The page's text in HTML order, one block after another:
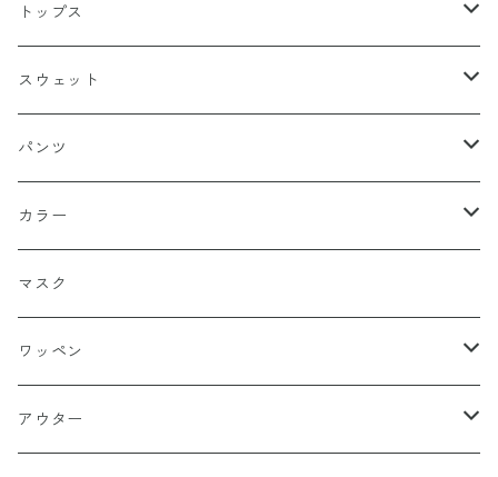
キャップ
スナップバック
フィッテド（サイズ調整無）
ドゥラグ
スカルキャップ
ハンチング
ニットキャップ
ハット
トップス
Ｔシャツ
半袖
長袖
シャツ（半袖）
シャツ（長袖）
トレーナー
パーカー
ジップアップ
ロンＴ
スウェット
トレーナー
パーカー
パンツ
ハーフ
ロング
ストレート
ルーズ
カラー
ブラック
ネイビー
グレー
マスク
ワッペン
ロゴ
アウター